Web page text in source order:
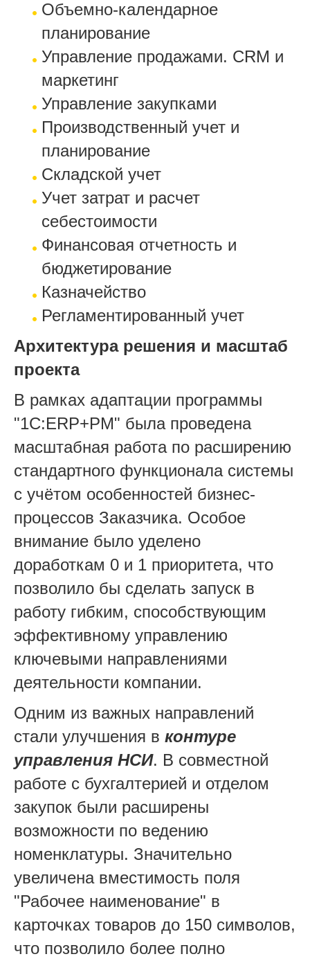
Объемно-календарное
планирование
Управление продажами. CRM и
маркетинг
Управление закупками
Производственный учет и
планирование
Складской учет
Учет затрат и расчет
себестоимости
Финансовая отчетность и
бюджетирование
Казначейство
Регламентированный учет
Архитектура решения и масштаб
проекта
В рамках адаптации программы
"1С:ERP+РМ" была проведена
масштабная работа по расширению
стандартного функционала системы
с учётом особенностей бизнес-
процессов Заказчика. Особое
внимание было уделено
доработкам 0 и 1 приоритета, что
позволило бы сделать запуск в
работу гибким, способствующим
эффективному управлению
ключевыми направлениями
деятельности компании.
Одним из важных направлений
стали улучшения в контуре
управления НСИ. В совместной
работе с бухгалтерией и отделом
закупок были расширены
возможности по ведению
номенклатуры. Значительно
увеличена вместимость поля
"Рабочее наименование" в
карточках товаров до 150 символов,
что позволило более полно